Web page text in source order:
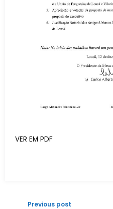
VER EM PDF
Previous post